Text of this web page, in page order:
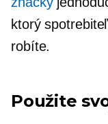
ktorý
robíte.
Použite